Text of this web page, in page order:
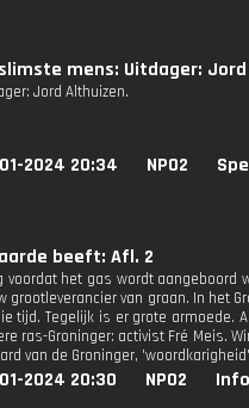
mens: Uitdager:
Jord Althuizen.
2024 20:34 NPO2
beeft: Afl. 2
voordat het gas wordt aangeboord
grootleverancier van graan. In het
tijd. Tegelijk is er grote armoede.
ras-Groninger: activist Fré Meis.
van de Groninger,
2024 20:30 NPO2